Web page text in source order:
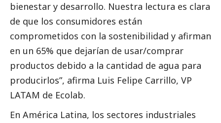
bienestar y desarrollo. Nuestra lectura es clara
de que los consumidores están
comprometidos con la sostenibilidad y afirman
en un 65% que dejarían de usar/comprar
productos debido a la cantidad de agua para
producirlos”, afirma Luis Felipe Carrillo, VP
LATAM de Ecolab.
En América Latina, los sectores industriales